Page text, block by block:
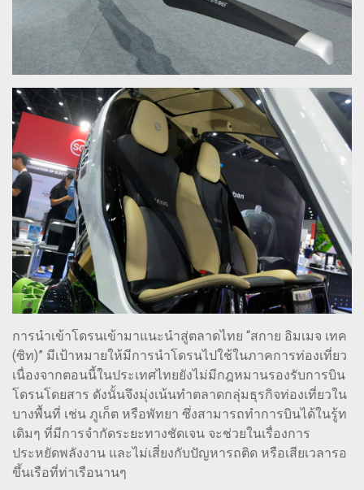
การนำเข้าโดรนเข้ามาแนะนำสู่ตลาดไทย “สกาย อิมเมจ เทค
(ซิท)” มีเป้าหมายให้มีการนำโดรนไปใช้ในภาคการท่องเที่ยว
เนื่องจากตอนนี้ในประเทศไทยยังไม่มีกฎหมานรองรับการบิน
โดรนโดยสาร ดังนั้นจึงมุ่งเน้นทำตลาดกลุ่มธุรกิจท่องเที่ยวใน
บางพื้นที่ เช่น ภูเก็ต หรือพัทยา ซึ่งสามารถทำการบินได้ในรู้ท
เดิมๆ ที่มีการจำกัดระยะทางชัดเจน จะช่วยในเรื่องการ
ประหยัดพลังงาน และไม่เสี่ยงกับปัญหารถติด หรือเสียเวลารอ
ขึ้นเรือที่ท่าเรือนานๆ